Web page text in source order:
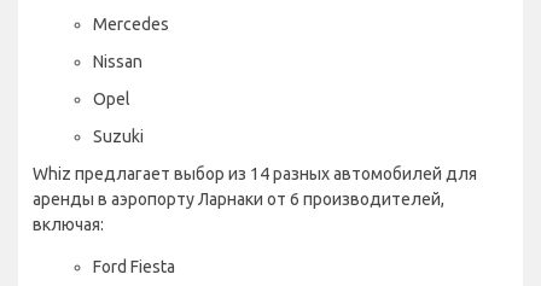
Mercedes
Nissan
Opel
Suzuki
Whiz предлагает выбор из 14 разных автомобилей для
аренды в аэропорту Ларнаки от 6 производителей,
включая:
Ford Fiesta